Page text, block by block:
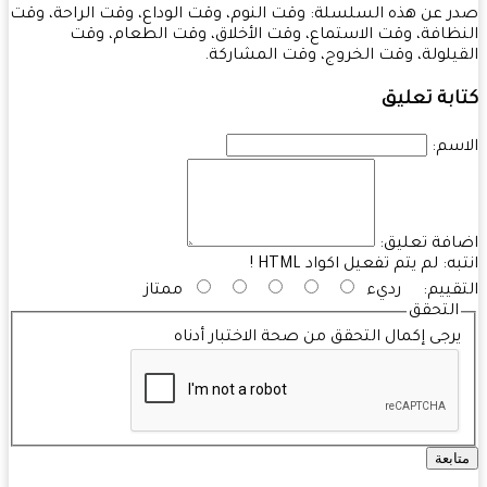
عن هذه السلسلة: وقت النوم، وقت الوداع، وقت الراحة، وقت
وقت الاستماع، وقت الأخلاق، وقت الطعام، وقت
وقت الخروج، وقت المشاركة.
تعليق
تعليق:
لم يتم تفعيل اكواد HTML !
رديء
ممتاز
التحقق
يرجى إكمال التحقق من صحة الاختبار أدناه